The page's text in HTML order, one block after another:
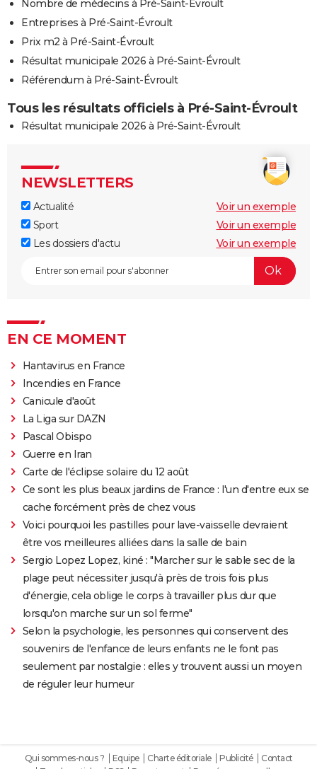
Nombre de médecins à Pré-Saint-Évroult
Entreprises à Pré-Saint-Évroult
Prix m2 à Pré-Saint-Évroult
Résultat municipale 2026 à Pré-Saint-Évroult
Référendum à Pré-Saint-Évroult
Tous les résultats officiels à Pré-Saint-Évroult
Résultat municipale 2026 à Pré-Saint-Évroult
NEWSLETTERS
Actualité
Voir un exemple
Sport
Voir un exemple
Les dossiers d'actu
Voir un exemple
EN CE MOMENT
Hantavirus en France
Incendies en France
Canicule d'août
La Liga sur DAZN
Pascal Obispo
Guerre en Iran
Carte de l'éclipse solaire du 12 août
Ce sont les plus beaux jardins de France : l'un d'entre eux se
cache forcément près de chez vous
Voici pourquoi les pastilles pour lave-vaisselle devraient
être vos meilleures alliées dans la salle de bain
Sergio Lopez Lopez, kiné : "Marcher sur le sable sec de la
plage peut nécessiter jusqu'à près de trois fois plus
d'énergie, cela oblige le corps à travailler plus dur que
lorsqu'on marche sur un sol ferme"
Selon la psychologie, les personnes qui conservent des
souvenirs de l'enfance de leurs enfants ne le font pas
seulement par nostalgie : elles y trouvent aussi un moyen
de réguler leur humeur
Qui sommes-nous ? Equipe Charte éditoriale Publicité
Contact